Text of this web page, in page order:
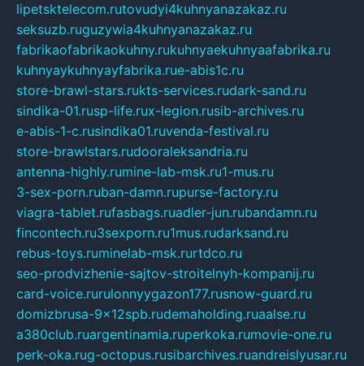
lipetsktelecom.rutovudyi4kuhnyanazakaz.ru
seksuzb.ruguzywia4kuhnyanazakaz.ru
fabrikaofabrikaokuhny.rukuhnyaekuhnyaafabrika.ru
kuhnyaykuhnyayfabrika.rue-abis1c.ru
store-brawl-stars.rukts-services.rudark-sand.ru
sindika-01.rusp-life.rux-legion.rusib-archives.ru
e-abis-1-c.rusindika01.ruvenda-festival.ru
store-brawlstars.rudooraleksandria.ru
antenna-highly.rumine-lab-msk.ru1-mus.ru
3-sex-porn.ruban-damn.rupurse-factory.ru
viagra-tablet.rufasbags.ruadler-jun.rubandamn.ru
fincontech.ru3sexporn.ru1mus.rudarksand.ru
rebus-toys.ruminelab-msk.rurtdco.ru
seo-prodvizhenie-sajtov-stroitelnyh-kompanij.ru
card-voice.rurulonnyygazon177.rusnow-guard.ru
domizbrusa-9x12spb.rudemaholding.ruaalse.ru
a380club.ruargentinamia.ruperkoka.rumovie-one.ru
perk-oka.rug-octopus.rusibarchives.ruandreislyusar.ru